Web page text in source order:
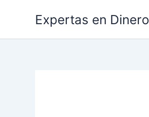
Expertas en Dinero